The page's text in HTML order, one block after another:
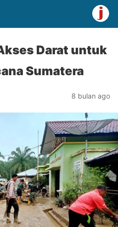
Darat untuk
Sumatera
8 bulan ago